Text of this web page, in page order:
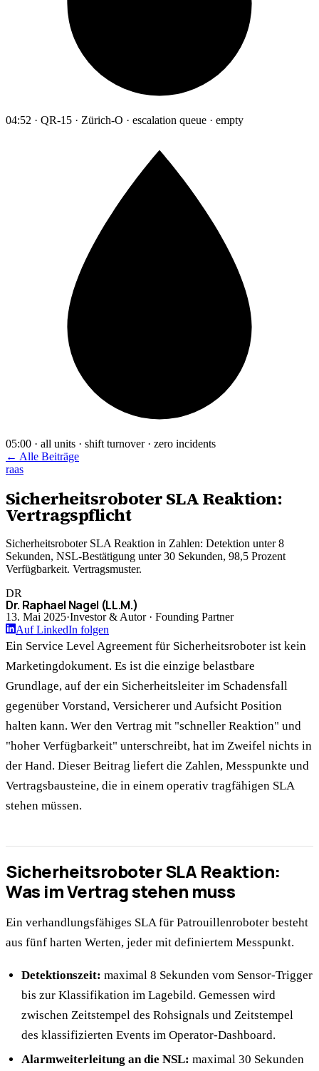
04:52 · QR-15 · Zürich-O · escalation queue · empty
05:00 · all units · shift turnover · zero incidents
← Alle Beiträge
raas
Sicherheitsroboter SLA Reaktion:
Vertragspflicht
Sicherheitsroboter SLA Reaktion in Zahlen: Detektion unter 8
Sekunden, NSL-Bestätigung unter 30 Sekunden, 98,5 Prozent
Verfügbarkeit. Vertragsmuster.
DR
Dr. Raphael Nagel (LL.M.)
13. Mai 2025·Investor & Autor · Founding Partner
Auf LinkedIn folgen
Ein Service Level Agreement für Sicherheitsroboter ist kein
Marketingdokument. Es ist die einzige belastbare
Grundlage, auf der ein Sicherheitsleiter im Schadensfall
gegenüber Vorstand, Versicherer und Aufsicht Position
halten kann. Wer den Vertrag mit "schneller Reaktion" und
"hoher Verfügbarkeit" unterschreibt, hat im Zweifel nichts in
der Hand. Dieser Beitrag liefert die Zahlen, Messpunkte und
Vertragsbausteine, die in einem operativ tragfähigen SLA
stehen müssen.
Sicherheitsroboter SLA Reaktion:
Was im Vertrag stehen muss
Ein verhandlungsfähiges SLA für Patrouillenroboter besteht
aus fünf harten Werten, jeder mit definiertem Messpunkt.
Detektionszeit: maximal 8 Sekunden vom Sensor-Trigger
bis zur Klassifikation im Lagebild. Gemessen wird
zwischen Zeitstempel des Rohsignals und Zeitstempel
des klassifizierten Events im Operator-Dashboard.
Alarmweiterleitung an die NSL: maximal 30 Sekunden